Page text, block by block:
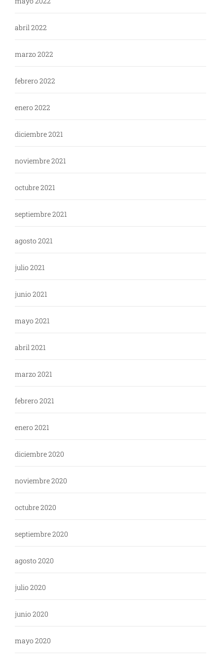
abril 2022
marzo 2022
febrero 2022
enero 2022
diciembre 2021
noviembre 2021
octubre 2021
septiembre 2021
agosto 2021
julio 2021
junio 2021
mayo 2021
abril 2021
marzo 2021
febrero 2021
enero 2021
diciembre 2020
noviembre 2020
octubre 2020
septiembre 2020
agosto 2020
julio 2020
junio 2020
mayo 2020